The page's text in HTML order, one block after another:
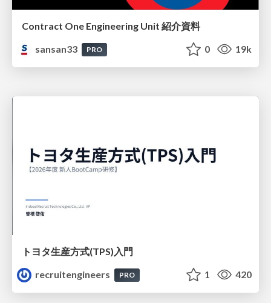
Contract One Engineering Unit 紹介資料
sansan33
PRO 0 19k
トヨタ⽣産⽅式(TPS)⼊⾨
recruitengineers
PRO 1 420